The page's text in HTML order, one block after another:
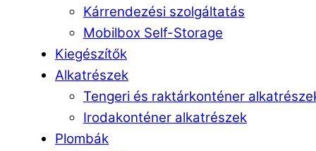
Kárrendezési szolgáltatás
Mobilbox Self-Storage
Kiegészítők
Alkatrészek
Tengeri és raktárkonténer
Irodakonténer alkatrészek
Plombák